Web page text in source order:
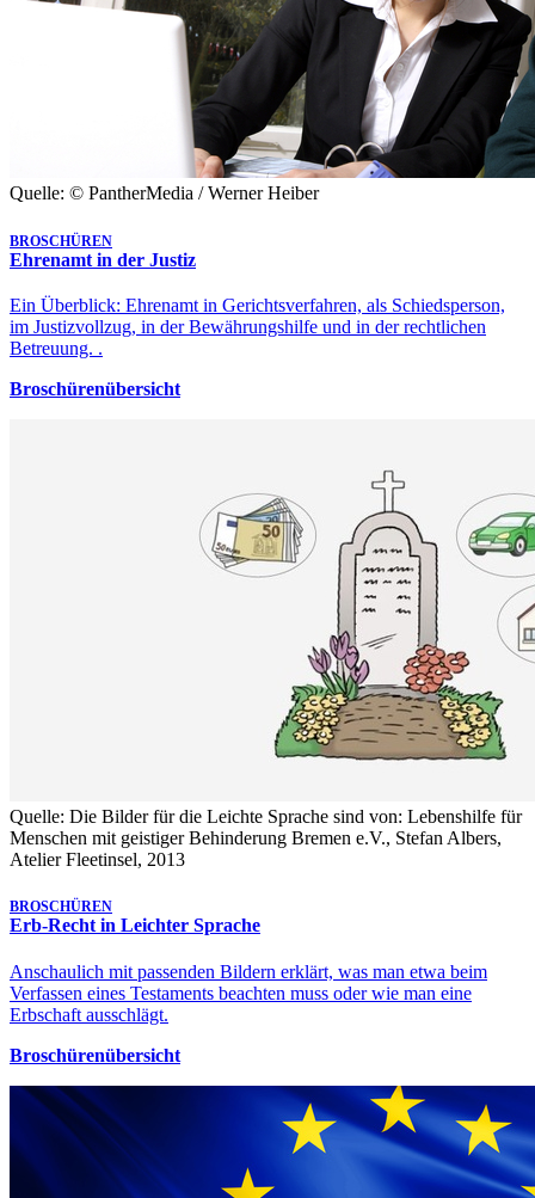
Quelle: © PantherMedia / Werner Heiber
BROSCHÜREN
Ehrenamt in der Justiz
Ein Überblick: Ehrenamt in Gerichtsverfahren, als Schiedsperson,
im Justizvollzug, in der Bewährungshilfe und in der rechtlichen
Betreuung. .
Broschürenübersicht
Quelle: Die Bilder für die Leichte Sprache sind von: Lebenshilfe für
Menschen mit geistiger Behinderung Bremen e.V., Stefan Albers,
Atelier Fleetinsel, 2013
BROSCHÜREN
Erb-Recht in Leichter Sprache
Anschaulich mit passenden Bildern erklärt, was man etwa beim
Verfassen eines Testaments beachten muss oder wie man eine
Erbschaft ausschlägt.
Broschürenübersicht